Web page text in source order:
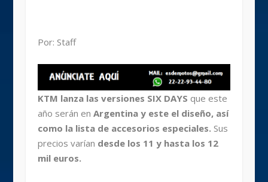
Por: Staff
KTM lanza las versiones SIX DAYS que este
año serán en Argentina y este el diseño, así
como la lista de accesorios especiales. Sus
precios varían desde los 11 y hasta los 12
mil euros.